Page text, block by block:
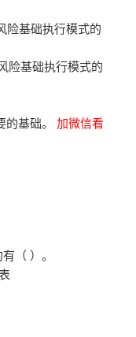
险基础执行模式的
险基础执行模式的
的基础。加微信看
（ ）。